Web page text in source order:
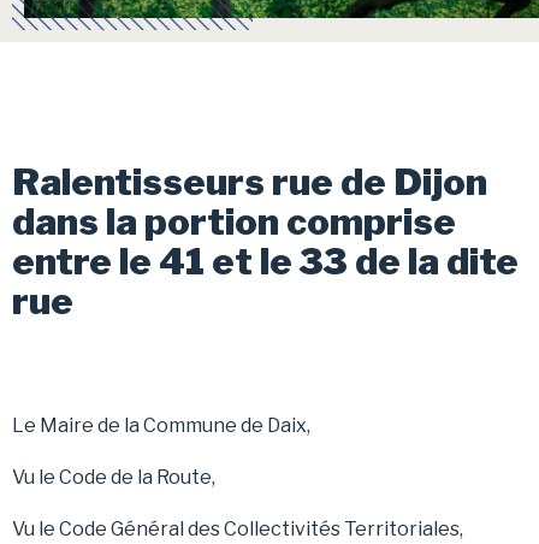
Ralentisseurs rue de Dijon
dans la portion comprise
entre le 41 et le 33 de la dite
rue
Le Maire de la Commune de Daix,
Vu le Code de la Route,
Vu le Code Général des Collectivités Territoriales,